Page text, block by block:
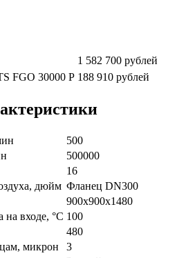
1 582 700 рублей
FGO 30000 P 188 910 рублей
500
500000
16
дюйм Фланец DN300
900x900х1480
на входе, °C 100
480
микрон
3